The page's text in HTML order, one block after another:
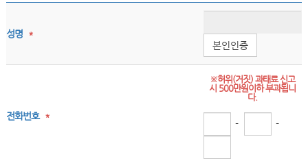
성명 *
본인인증
전화번호 *
※허위(거짓) 과태료 신고
시 500만원이하 부과됩니
다.
- -